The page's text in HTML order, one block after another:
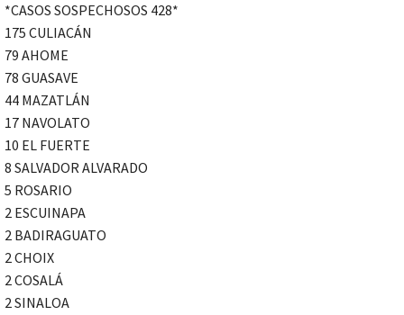
*CASOS SOSPECHOSOS 428*
175 CULIACÁN
79 AHOME
78 GUASAVE
44 MAZATLÁN
17 NAVOLATO
10 EL FUERTE
8 SALVADOR ALVARADO
5 ROSARIO
2 ESCUINAPA
2 BADIRAGUATO
2 CHOIX
2 COSALÁ
2 SINALOA